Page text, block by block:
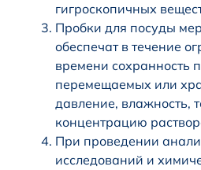
гигроскопичных
Пробки для посуды
обеспечат в течение
времени сохранность
перемещаемых или
давление, влажность,
концентрацию
При проведении
исследований и